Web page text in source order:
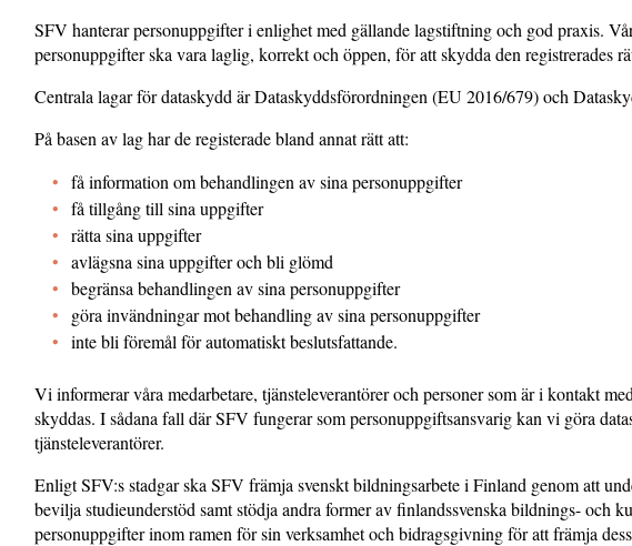
SFV hanterar personuppgifter i enlighet med gällande lagstiftning och god praxis.
personuppgifter ska vara laglig, korrekt och öppen, för att skydda den registrerades
Centrala lagar för dataskydd är Dataskyddsförordningen (EU 2016/679) och
På basen av lag har de registerade bland annat rätt att:
få information om behandlingen av sina personuppgifter
få tillgång till sina uppgifter
rätta sina uppgifter
avlägsna sina uppgifter och bli glömd
begränsa behandlingen av sina personuppgifter
göra invändningar mot behandling av sina personuppgifter
inte bli föremål för automatiskt beslutsfattande.
Vi informerar våra medarbetare, tjänsteleverantörer och personer som är i kontakt
skyddas. I sådana fall där SFV fungerar som personuppgiftsansvarig kan vi göra
tjänsteleverantörer.
Enligt SFV:s stadgar ska SFV främja svenskt bildningsarbete i Finland genom att
bevilja studieunderstöd samt stödja andra former av finlandssvenska bildnings- och
personuppgifter inom ramen för sin verksamhet och bidragsgivning för att främja